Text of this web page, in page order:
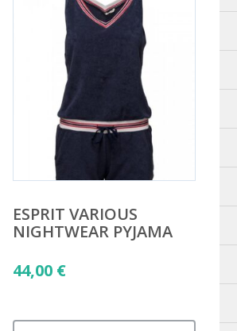
ESPRIT VARIOUS
NIGHTWEAR PYJAMA
44,00 €